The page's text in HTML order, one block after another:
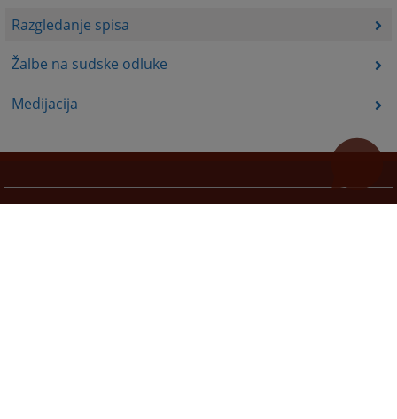
Razgledanje spisa
Žalbe na sudske odluke
Medijacija